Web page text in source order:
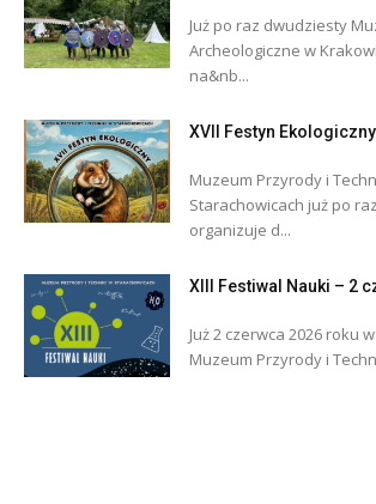
Już po raz dwudziesty
Archeologiczne w
na&nb...
XVII Festyn
Muzeum Przyrody i
Starachowicach już po
organizuje d...
XIII Festiwal Nauki – 2
Już 2 czerwca 2026 roku
Muzeum Przyrody i